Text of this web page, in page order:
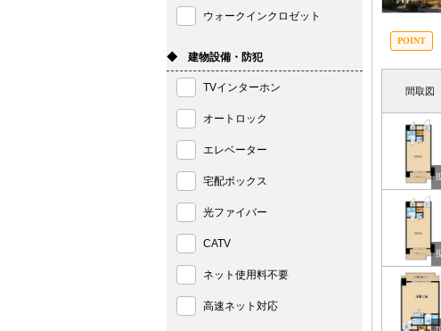
間取図
ウォークインクロゼット
◆ 建物設備・防犯
TVインターホン
オートロック
エレベーター
宅配ボックス
光ファイバー
CATV
ネット使用料不要
高速ネット対応